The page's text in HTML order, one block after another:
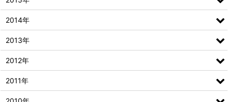
2014年
2013年
2012年
2011年